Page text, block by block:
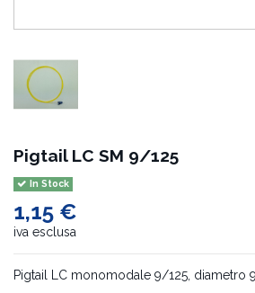
Pigtail LC SM 9/125
In Stock
1,15 €
iva esclusa
Pigtail LC monomodale 9/125, diametro